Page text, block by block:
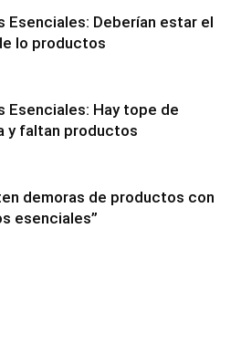
Esenciales: Deberían estar el
lo productos
Esenciales: Hay tope de
y faltan productos
demoras de productos con
esenciales”